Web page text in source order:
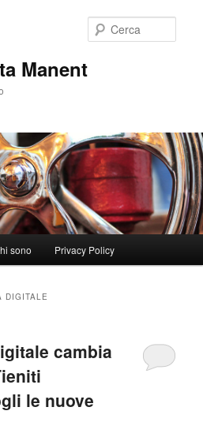
Manent
sono Privacy Policy
DIGITALE
cambia
le nuove